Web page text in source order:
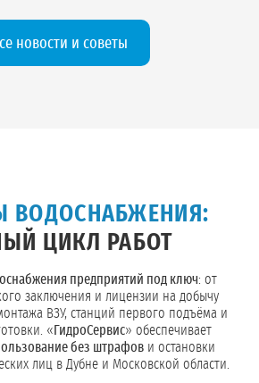
новости и советы
ВОДОСНАБЖЕНИЯ:
ЦИКЛ РАБОТ
предприятий под ключ: от
заключения и лицензии на добычу
ВЗУ, станций первого подъёма и
«ГидроСервис» обеспечивает
без штрафови остановки
лиц в Дубне и Московской области.